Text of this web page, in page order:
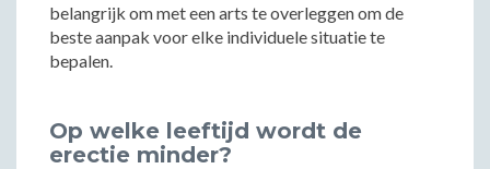
belangrijk om met een arts te overleggen om de
beste aanpak voor elke individuele situatie te
bepalen.
Op welke leeftijd wordt de
erectie minder?